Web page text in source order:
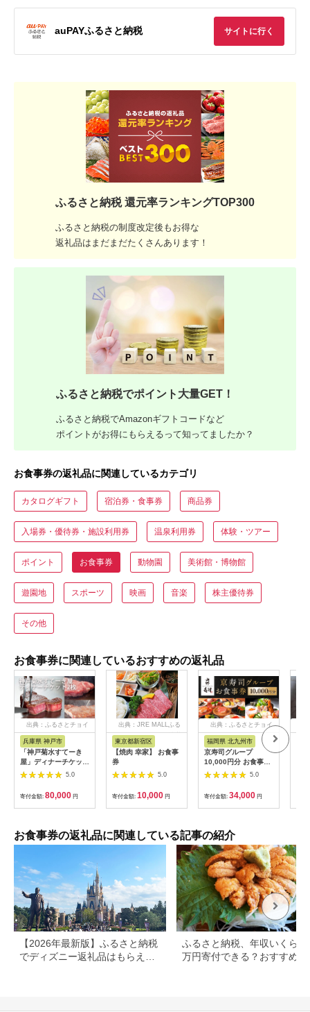
auPAYふるさと納税 サイトに行く
ふるさと納税 還元率ランキングTOP300
ふるさと納税の制度改定後もお得な
返礼品はまだまだたくさんあります！
ふるさと納税でポイント大量GET！
ふるさと納税でAmazonギフトコードなど
ポイントがお得にもらえるって知ってましたか？
お食事券の返礼品に関連しているカテゴリ
カタログギフト 宿泊券・食事券 商品券
入場券・優待券・施設利用券 温泉利用券 体験・ツアー
ポイント お食事券 動物園 美術館・博物館
遊園地 スポーツ 映画 音楽 株主優待券
その他
お食事券に関連しているおすすめの返礼品
出典：ふるさとチョイ
ス
兵庫県 神戸市
「神戸菊水すてーき
屋」ディナーチケット
（2枚）
5.0
寄付金額: 80,000 円
出典：JRE MALLふる
さと納税
東京都新宿区
【焼肉 幸家】 お食事
券
5.0
寄付金額: 10,000 円
出典：ふるさとチョイ
福岡県 北九州市
京寿司グループ
10,000円分 お食事券
1000円×10枚 食事チ
ケット チケット 寿司
福岡県 北九州市
5.0
寄付金額: 34,000 円
お食事券の返礼品に関連している記事の紹介
【2026年最新版】ふるさと納税
でディズニー返礼品はもらえ
ふるさと納税、年収いくらで
万円寄付できる？おすすめ返